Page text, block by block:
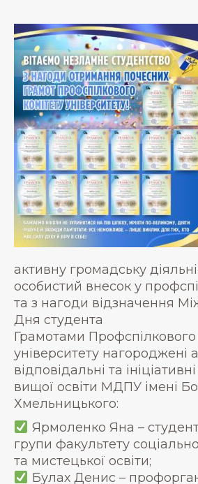
активну громадську
особистий внесок у
та з нагоди відзначення
Дня студента
Грамотами Профспілкового
університету нагороджені
відповідальні та
вищої освіти МДПУ імені
Хмельницького:
Ярмоленко Яна –
групи факультету
та мистецької освіти;
Булах Денис –